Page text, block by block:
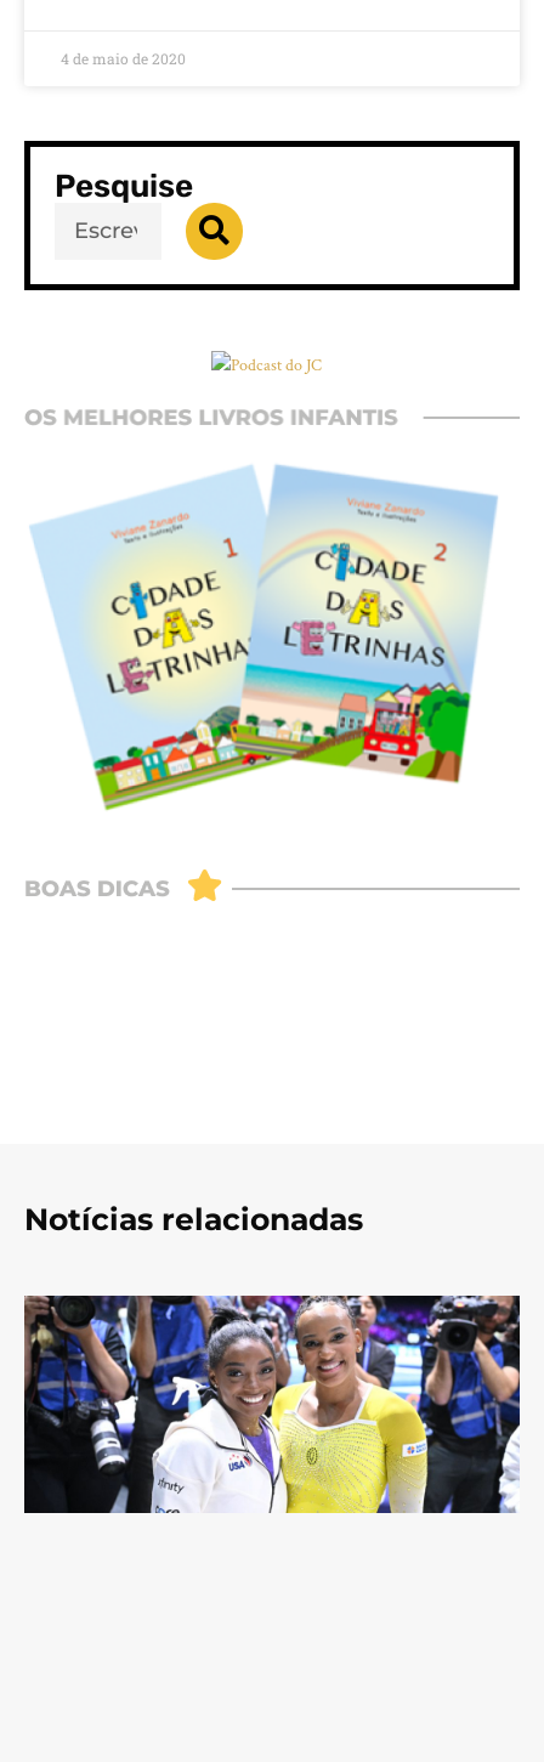
4 de maio de 2020
Pesquise
Notícias relacionadas